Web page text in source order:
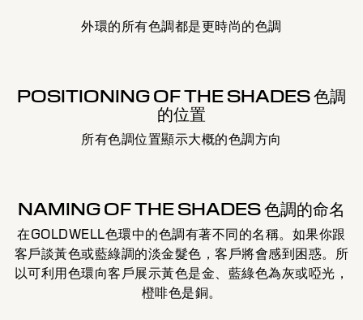
外環的所有色調都是更時尚的色調
POSITIONING OF THE SHADES 色調
的位置
所有色調位置顯示大概的色調方向
NAMING OF THE SHADES 色調的命名
在GOLDWELL色環中的色調有著不同的名稱。如果你跟
客戶談黃色或藍綠調的淡金髮色，客戶將會感到困惑。所
以可利用色環向客戶展示黃色是金、藍綠色為灰或啞光，
橙啡色是銅。